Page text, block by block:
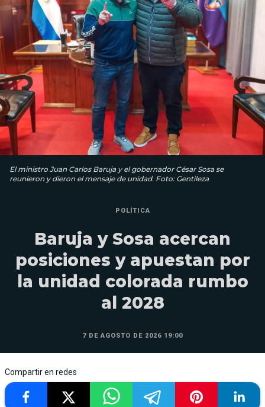
El ministro Juan Carlos Baruja y el gobernador César Sosa se
reunieron y dieron el mensaje de unidad. Foto: Gentileza
POLÍTICA
Baruja y Sosa acercan
posiciones y apuestan por
la unidad colorada rumbo
al 2028
7 DE AGOSTO DE 2026 19:00
Compartir en redes